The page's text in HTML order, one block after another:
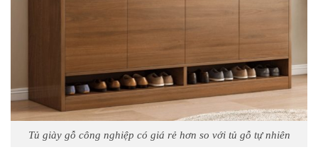
Tủ giày gỗ công nghiệp có giá rẻ hơn so với tủ gỗ tự nhiên